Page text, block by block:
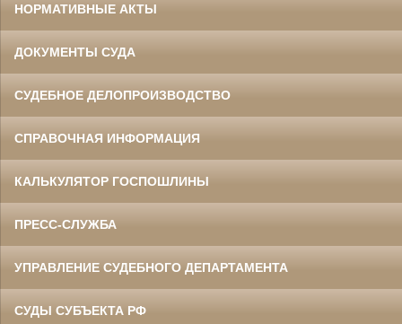
НОРМАТИВНЫЕ АКТЫ
ДОКУМЕНТЫ СУДА
СУДЕБНОЕ ДЕЛОПРОИЗВОДСТВО
СПРАВОЧНАЯ ИНФОРМАЦИЯ
КАЛЬКУЛЯТОР ГОСПОШЛИНЫ
ПРЕСС-СЛУЖБА
УПРАВЛЕНИЕ СУДЕБНОГО ДЕПАРТАМЕНТА
СУДЫ СУБЪЕКТА РФ